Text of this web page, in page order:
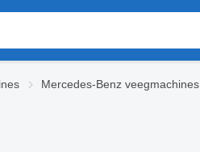
Mercedes-Benz veegmachines